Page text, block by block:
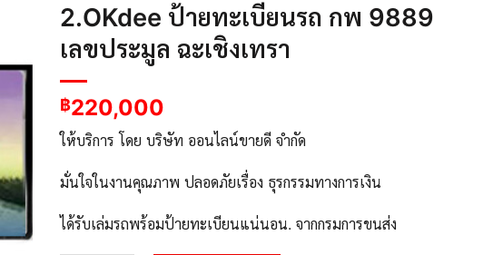
2.OKdee ป้ายทะเบียนรถ กพ 9889
เลขประมูล ฉะเชิงเทรา
฿220,000
ให้บริการ โดย บริษัท ออนไลน์ขายดี จำกัด
มั่นใจในงานคุณภาพ ปลอดภัยเรื่อง ธุรกรรมทางการเงิน
ได้รับเล่มรถพร้อมป้ายทะเบียนแน่นอน. จากกรมการขนส่ง